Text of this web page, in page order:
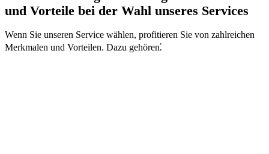
und Vorteile bei der Wahl unseres Services
Wenn Sie unseren Service wählen, profitieren Sie von zahlreichen
Merkmalen und Vorteilen.​ Dazu gehören⁚